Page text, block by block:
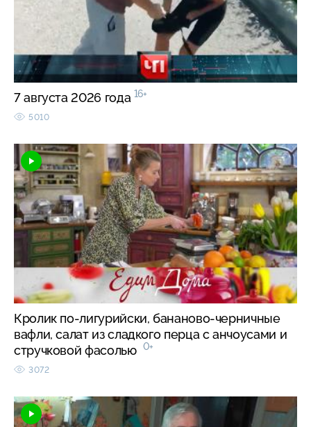
7 августа 2026 года 16+
5010
Кролик по-лигурийски, бананово-черничные
вафли, салат из сладкого перца с анчоусами и
стручковой фасолью 0+
3072